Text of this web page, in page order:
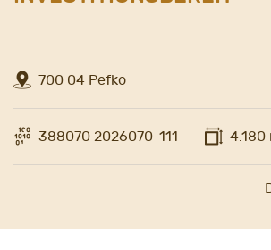
700 04 Pefko
388070 2026070-111 4.180